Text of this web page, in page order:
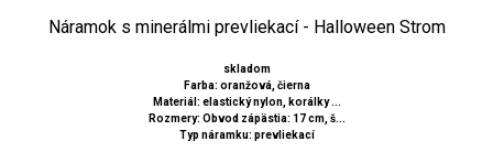
Náramok s minerálmi prevliekací - Halloween Strom
skladom
Farba: oranžová, čierna
Materiál: elastický nylon, korálky ...
Rozmery: Obvod zápästia: 17 cm, š...
Typ náramku: prevliekací